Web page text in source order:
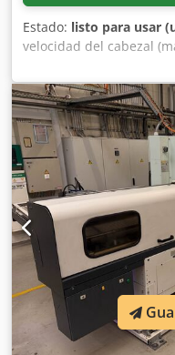
Estado: listo para usar
velocidad del cabezal
horizontal 3s Biglia
una longitud máxima
diámetro máximo de
proporcionando
aplicaciones de
4500 rpm y una
la oportunidad de
B1200M. Póngase en
más información. •
Diámetro máximo de
70 mm Codpfeyk Uitox
Potencia herramientas
Equipamiento
cinta